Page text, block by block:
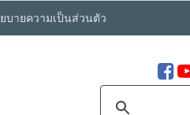
บายความเป็นส่วนตัว